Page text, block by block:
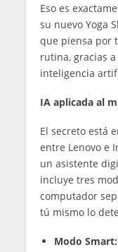
Eso es
su nuevo Yoga
que piensa por
rutina, gracias
inteligencia
IA aplicada al
El secreto está
entre Lenovo e
un asistente
incluye tres
computador
tú mismo lo
Modo Smart: